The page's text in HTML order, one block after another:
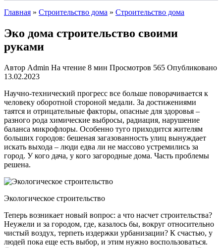
Главная » Строительство дома » Строительство дома
Эко дома строительство своими
руками
Автор Admin На чтение 8 мин Просмотров 565 Опубликовано
13.02.2023
Научно-технический прогресс все больше поворачивается к
человеку оборотной стороной медали. За достижениями
таятся и отрицательные факторы, опасные для здоровья –
разного рода химические выбросы, радиация, нарушение
баланса микрофлоры. Особенно туго приходится жителям
больших городов: бешеная загазованность улиц вынуждает
искать выхода – люди едва ли не массово устремились за
город. У кого дача, у кого загородные дома. Часть проблемы
решена.
Экологическое строительство
Теперь возникает новый вопрос: а что насчет строительства?
Неужели и за городом, где, казалось бы, вокруг относительно
чистый воздух, терпеть издержки урбанизации? К счастью, у
людей пока еще есть выбор, и этим нужно воспользоваться.